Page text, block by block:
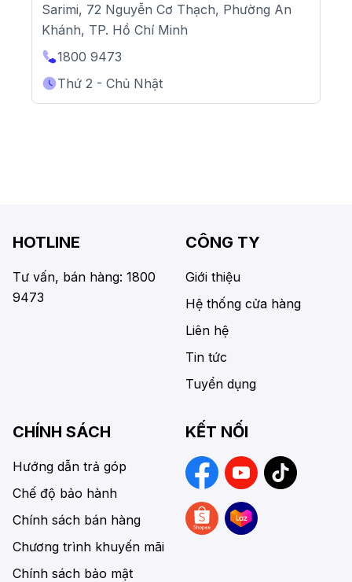
Sarimi, 72 Nguyễn Cơ Thạch, Phường An
Khánh, TP. Hồ Chí Minh
1800 9473
Thứ 2 - Chủ Nhật
HOTLINE
Tư vấn, bán hàng: 1800
9473
CÔNG TY
Giới thiệu
Hệ thống cửa hàng
Liên hệ
Tin tức
Tuyển dụng
CHÍNH SÁCH
Hướng dẫn trả góp
Chế độ bảo hành
Chính sách bán hàng
Chương trình khuyến mãi
Chính sách bảo mật
KẾT NỐI